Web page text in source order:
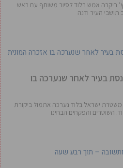
ביקרה אמש בלוד לסיור משותף עם ראש
תושבי העיר ודנה
בעיר לאחר שנערכה בו
משטרת ישראל בלוד נערכה אתמול ביקורת
השוטרים והפקחים הבחינו